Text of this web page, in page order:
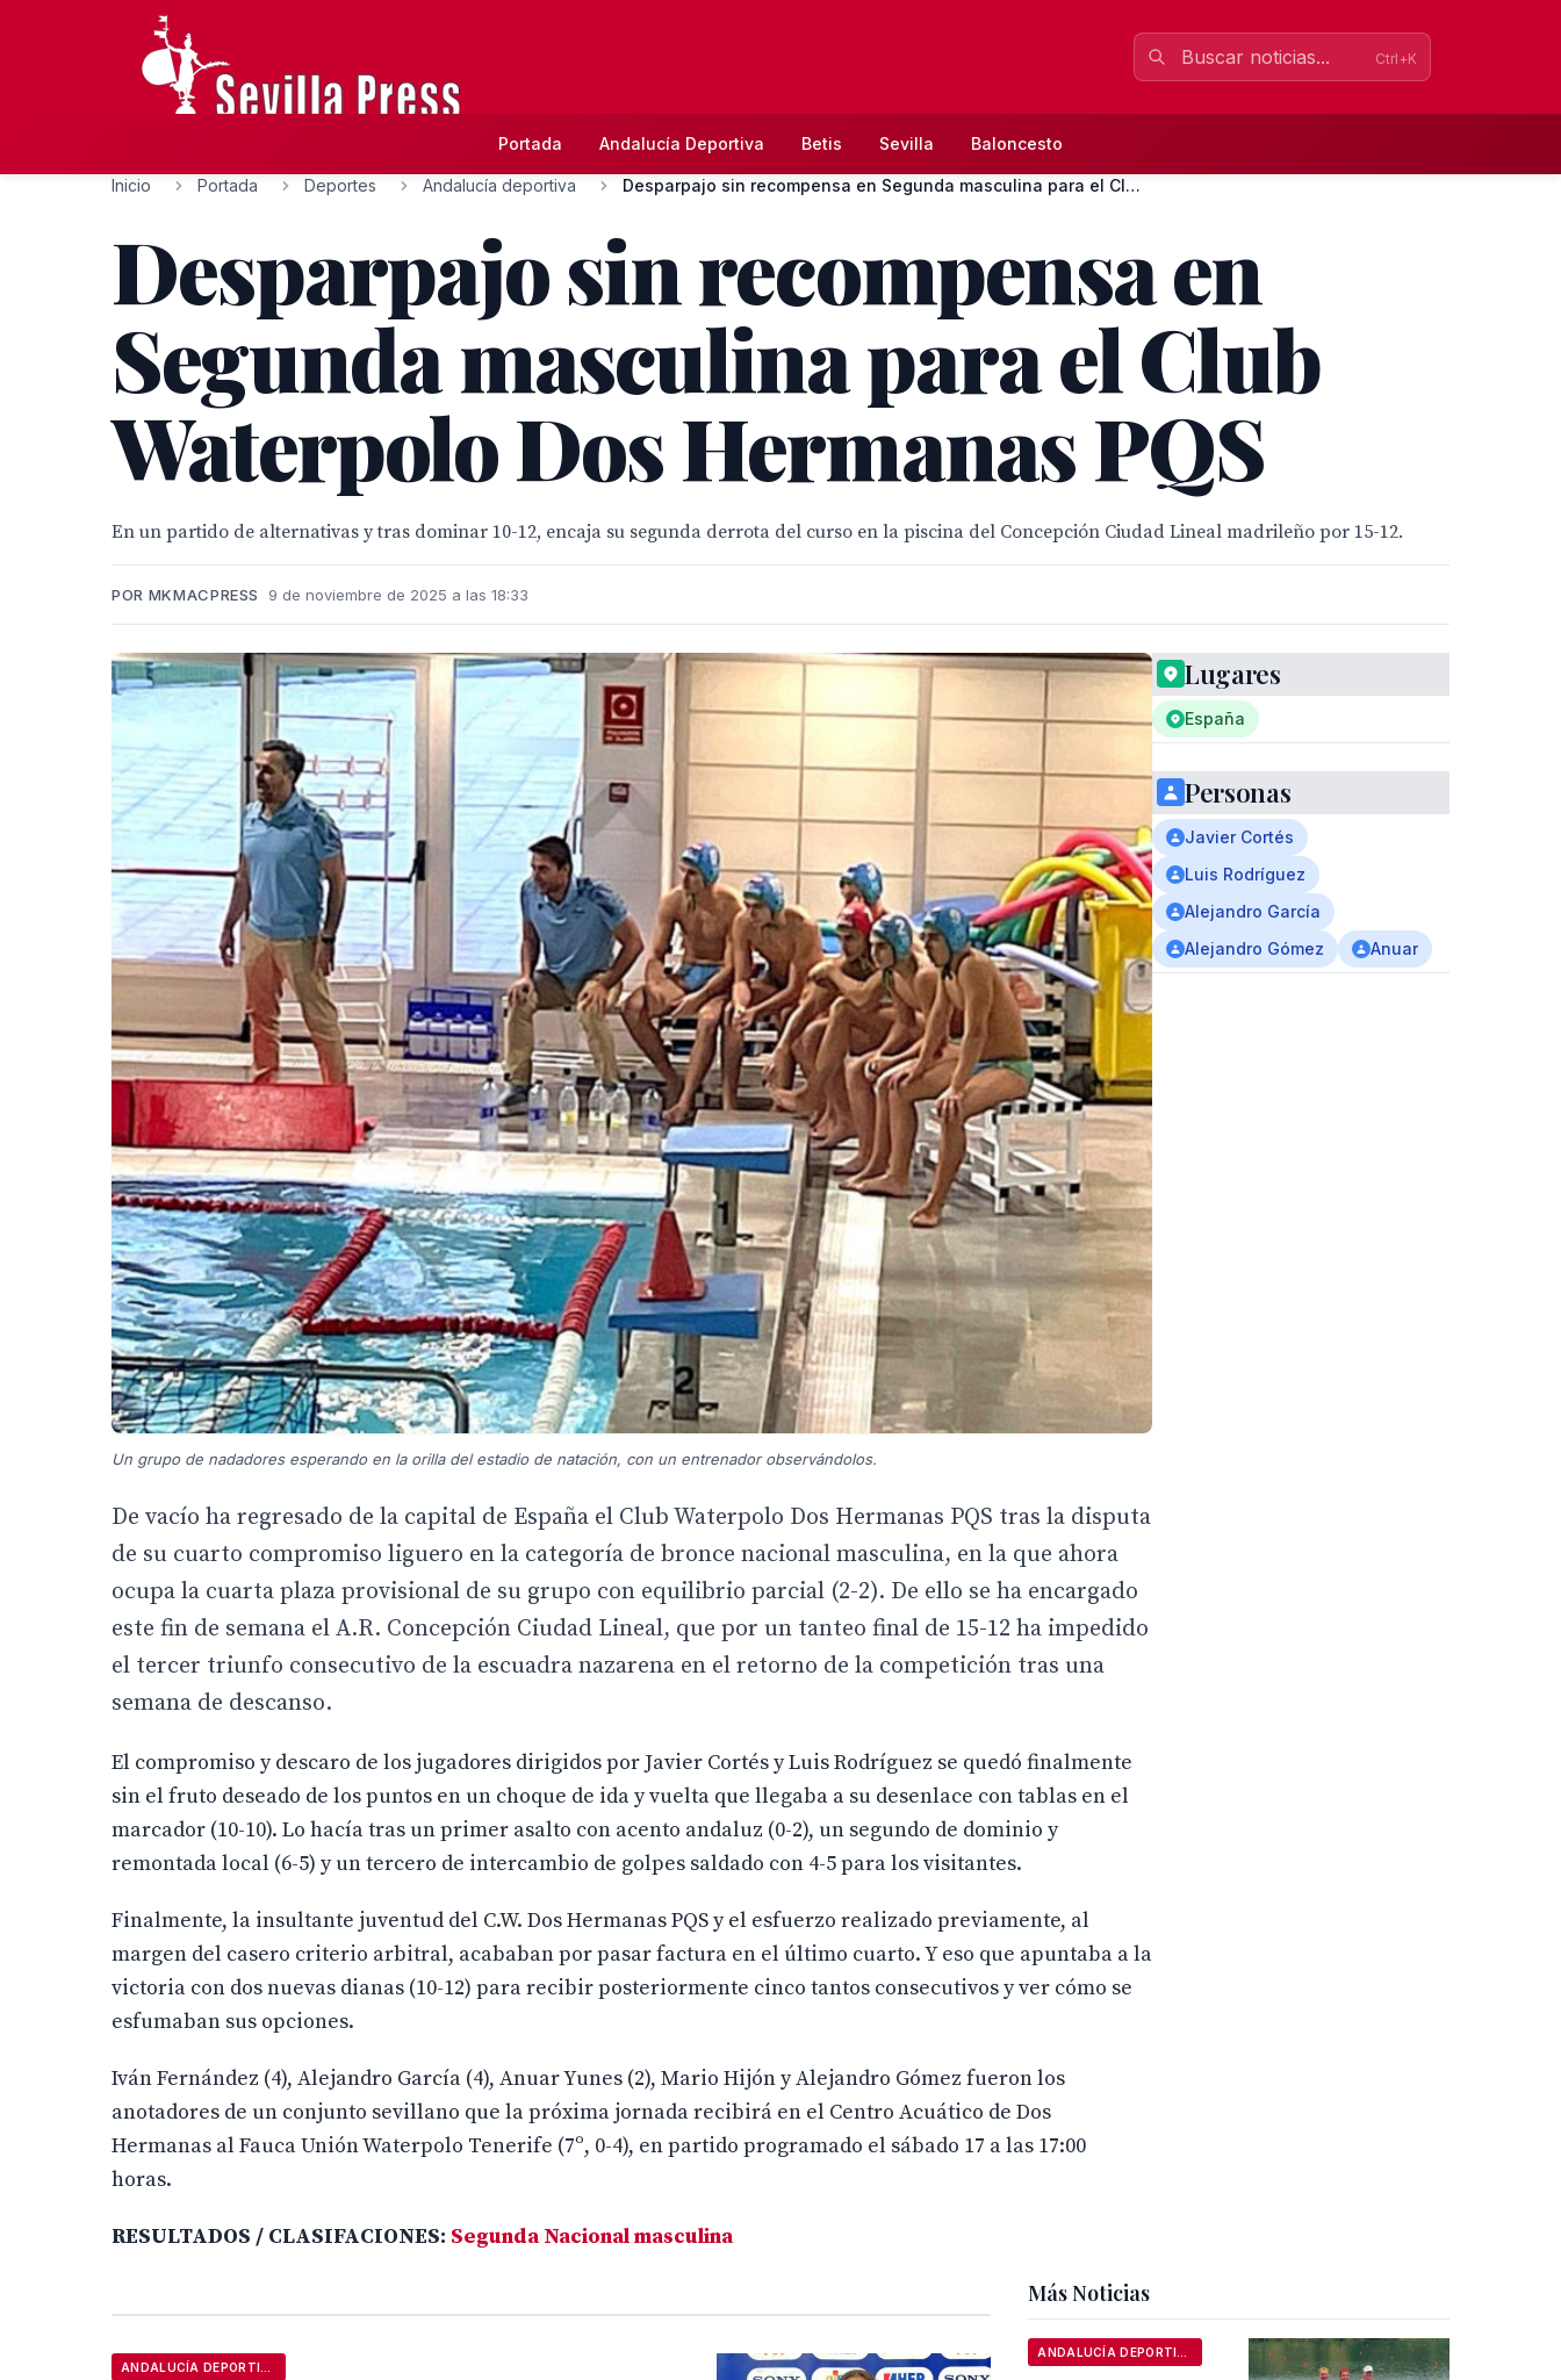
Ctrl+K
Portada Andalucía Deportiva Betis Sevilla Baloncesto
Inicio Portada Deportes Andalucía deportiva Desparpajo sin recompensa en Segunda masculina para el Club...
Desparpajo sin recompensa en
Segunda masculina para el Club
Waterpolo Dos Hermanas PQS
En un partido de alternativas y tras dominar 10-12, encaja su segunda derrota del curso en la piscina del Concepción Ciudad Lineal madrileño por 15-12.
POR MKMACPRESS 9 de noviembre de 2025 a las 18:33
Un grupo de nadadores esperando en la orilla del estadio de natación, con un entrenador observándolos.
De vacío ha regresado de la capital de España el Club Waterpolo Dos Hermanas PQS tras la disputa
de su cuarto compromiso liguero en la categoría de bronce nacional masculina, en la que ahora
ocupa la cuarta plaza provisional de su grupo con equilibrio parcial (2-2). De ello se ha encargado
este fin de semana el A.R. Concepción Ciudad Lineal, que por un tanteo final de 15-12 ha impedido
el tercer triunfo consecutivo de la escuadra nazarena en el retorno de la competición tras una
semana de descanso.
El compromiso y descaro de los jugadores dirigidos por Javier Cortés y Luis Rodríguez se quedó finalmente
sin el fruto deseado de los puntos en un choque de ida y vuelta que llegaba a su desenlace con tablas en el
marcador (10-10). Lo hacía tras un primer asalto con acento andaluz (0-2), un segundo de dominio y
remontada local (6-5) y un tercero de intercambio de golpes saldado con 4-5 para los visitantes.
Finalmente, la insultante juventud del C.W. Dos Hermanas PQS y el esfuerzo realizado previamente, al
margen del casero criterio arbitral, acababan por pasar factura en el último cuarto. Y eso que apuntaba a la
victoria con dos nuevas dianas (10-12) para recibir posteriormente cinco tantos consecutivos y ver cómo se
esfumaban sus opciones.
Iván Fernández (4), Alejandro García (4), Anuar Yunes (2), Mario Hijón y Alejandro Gómez fueron los
anotadores de un conjunto sevillano que la próxima jornada recibirá en el Centro Acuático de Dos
Hermanas al Fauca Unión Waterpolo Tenerife (7º, 0-4), en partido programado el sábado 17 a las 17:00
horas.
RESULTADOS / CLASIFACIONES: Segunda Nacional masculina
Lugares
España
Personas
Javier Cortés
Luis Rodríguez
Alejandro García
Alejandro Gómez
Anuar
Más Noticias